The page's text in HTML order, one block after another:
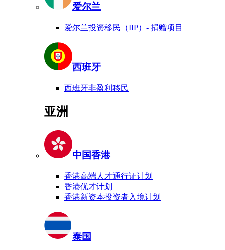
爱尔兰
爱尔兰投资移民（IIP）- 捐赠项目
西班牙
西班牙非盈利移民
亚洲
中国香港
香港高端人才通行证计划
香港优才计划
香港新资本投资者入境计划
泰国